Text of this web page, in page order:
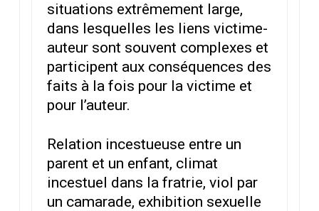
situations extrêmement large,
dans lesquelles les liens victime-
auteur sont souvent complexes et
participent aux conséquences des
faits à la fois pour la victime et
pour l’auteur.
Relation incestueuse entre un
parent et un enfant, climat
incestuel dans la fratrie, viol par
un camarade, exhibition sexuelle